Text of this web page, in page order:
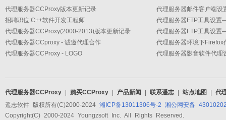
代理服务器CCProxy版本更新记录
招聘职位:C++软件开发工程师
代理服务器CCProxy(2000-2013)版本更新记录
代理服务器CCproxy - 诚邀代理合作
代理服务器CCProxy - LOGO
代理服务器环境下Firefox
代理服务器CCProxy 购买CCProxy 产品新闻 联系遥志 站点地图
代
遥志软件 版权所有(C)2000-2024 湘ICP备13011306号-2 湘公网安备
Copyright(C) 2000-2024 Youngzsoft Inc. All Rights Reserved.